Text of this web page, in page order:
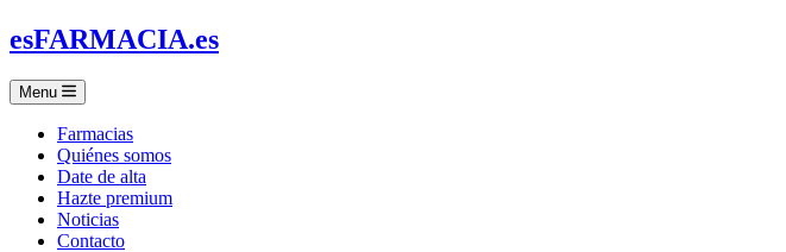
esFARMACIA.es
Menu
Farmacias
Quiénes somos
Date de alta
Hazte premium
Noticias
Contacto